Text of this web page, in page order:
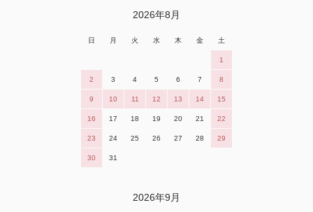
2026年8月
日 月 火 水 木 金 土
1
2 3 4 5 6 7 8
9 10 11 12 13 14 15
16 17 18 19 20 21 22
23 24 25 26 27 28 29
30 31
2026年9月